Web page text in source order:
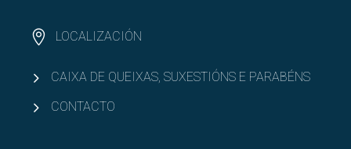
LOCALIZACIÓN
CAIXA DE QUEIXAS, SUXESTIÓNS E PARABÉNS
CONTACTO